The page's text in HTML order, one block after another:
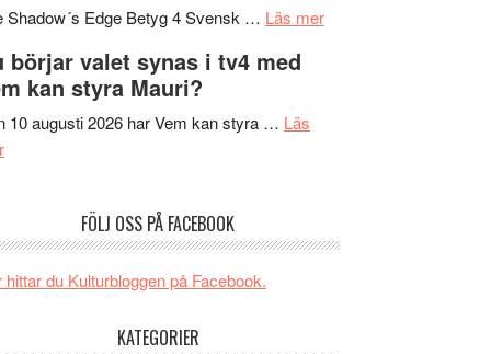
Shadow´s Edge Betyg 4 Svensk … Läs merom
spännande
börjar valet synas i tv4 med
kan styra Mauri?
10 augusti 2026 har Vem kan styra … Läs
om
synas
FÖLJ OSS PÅ FACEBOOK
hittar du Kulturbloggen på Facebook.
KATEGORIER